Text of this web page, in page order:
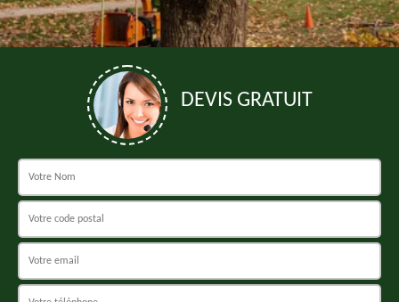
DEVIS GRATUIT